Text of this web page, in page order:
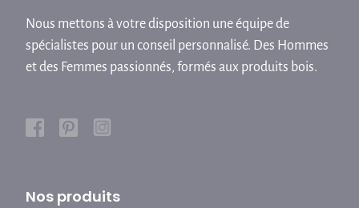
Nous mettons à votre disposition une équipe de
spécialistes pour un conseil personnalisé. Des Hommes
et des Femmes passionnés, formés aux produits bois.
Nos produits